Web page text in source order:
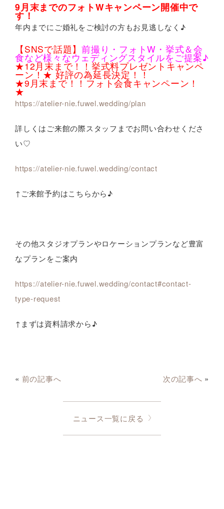
9月末までのフォトWキャンペーン開催中で
す！
年内までにご婚礼をご検討の方もお見逃しなく♪
【SNSで話題】 前撮り・フォトW・挙式＆会
食など様々なウェディングスタイルをご提案♪
★12月末まで！！挙式料プレゼントキャンペ
ーン！★ 好評の為延長決定！！
★9月末まで！！フォト会食キャンペーン！
★
https://atelier-nie.fuwel.wedding/plan
詳しくはご来館の際スタッフまでお問い合わせくださ
い♡
https://atelier-nie.fuwel.wedding/contact
↑ご来館予約はこちらから♪
その他スタジオプランやロケーションプランなど豊富
なプランをご案内
https://atelier-nie.fuwel.wedding/contact#contact-
type-request
↑まずは資料請求から♪
« 前の記事へ 次の記事へ »
ニュース一覧に戻る